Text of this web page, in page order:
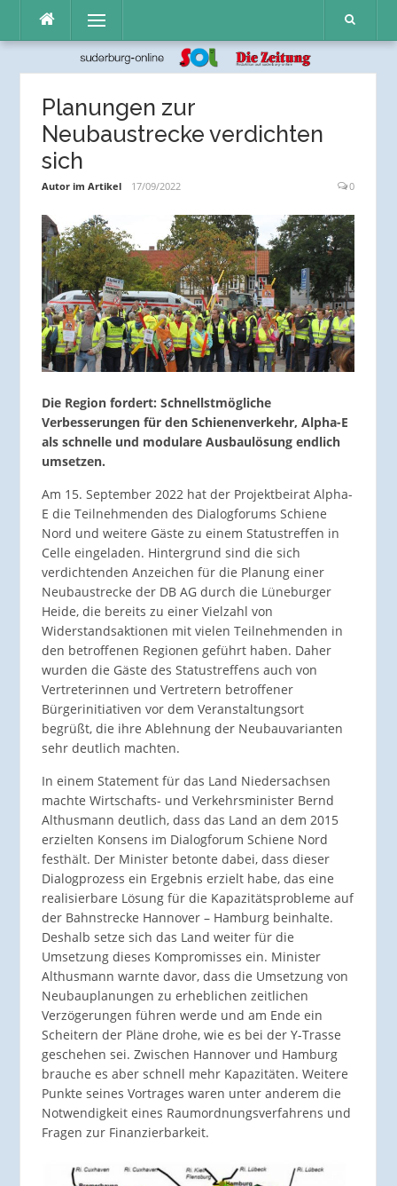
Inhalt
Menü
Planungen zur
Neubaustrecke verdichten
sich
Autor im Artikel 17/09/2022 0
Die Region fordert: Schnellstmögliche
Verbesserungen für den Schienenverkehr, Alpha-E
als schnelle und modulare Ausbaulösung endlich
umsetzen.
Am 15. September 2022 hat der Projektbeirat Alpha-
E die Teilnehmenden des Dialogforums Schiene
Nord und weitere Gäste zu einem Statustreffen in
Celle eingeladen. Hintergrund sind die sich
verdichtenden Anzeichen für die Planung einer
Neubaustrecke der DB AG durch die Lüneburger
Heide, die bereits zu einer Vielzahl von
Widerstandsaktionen mit vielen Teilnehmenden in
den betroffenen Regionen geführt haben. Daher
wurden die Gäste des Statustreffens auch von
Vertreterinnen und Vertretern betroffener
Bürgerinitiativen vor dem Veranstaltungsort
begrüßt, die ihre Ablehnung der Neubauvarianten
sehr deutlich machten.
In einem Statement für das Land Niedersachsen
machte Wirtschafts- und Verkehrsminister Bernd
Althusmann deutlich, dass das Land an dem 2015
erzielten Konsens im Dialogforum Schiene Nord
festhält. Der Minister betonte dabei, dass dieser
Dialogprozess ein Ergebnis erzielt habe, das eine
realisierbare Lösung für die Kapazitätsprobleme auf
der Bahnstrecke Hannover – Hamburg beinhalte.
Deshalb setze sich das Land weiter für die
Umsetzung dieses Kompromisses ein. Minister
Althusmann warnte davor, dass die Umsetzung von
Neubauplanungen zu erheblichen zeitlichen
Verzögerungen führen werde und am Ende ein
Scheitern der Pläne drohe, wie es bei der Y-Trasse
geschehen sei. Zwischen Hannover und Hamburg
brauche es aber schnell mehr Kapazitäten. Weitere
Punkte seines Vortrages waren unter anderem die
Notwendigkeit eines Raumordnungsverfahrens und
Fragen zur Finanzierbarkeit.